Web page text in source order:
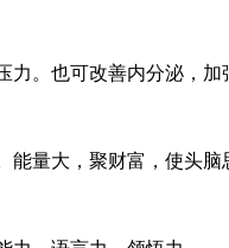
。也可改善内分泌，
量大，聚财富，使头脑